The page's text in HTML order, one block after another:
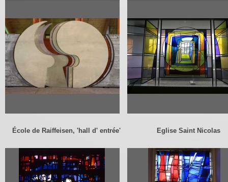
École de Raiffeisen, 'hall d' entrée' Eglise Saint Nicolas